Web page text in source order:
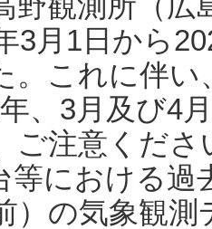
3月1日から
。これに伴い
、3月及び4
ご注意くだ
等における過
）の気象観